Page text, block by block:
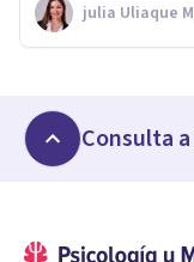
​julia Uliaque
Consulta